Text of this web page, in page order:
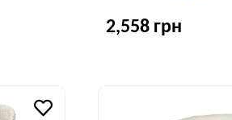
96,5 см
2,558 грн